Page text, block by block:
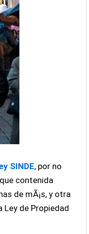
SINDE, por no
contenida
de mÃ¡s, y otra
Ley de Propiedad